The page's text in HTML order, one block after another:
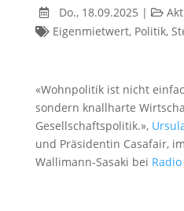
Do., 18.09.2025 |
Eigenmietwert, Politik,
«Wohnpolitik ist nicht
sondern knallharte
Gesellschaftspolitik.»,
und Präsidentin Casafair,
Wallimann-Sasaki bei